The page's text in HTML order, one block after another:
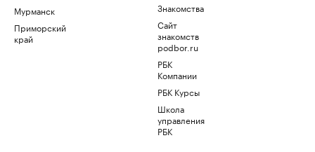
Мурманск
Приморский
край
Знакомства
Сайт
знакомств
podbor.ru
РБК
Компании
РБК Курсы
Школа
управления
РБК